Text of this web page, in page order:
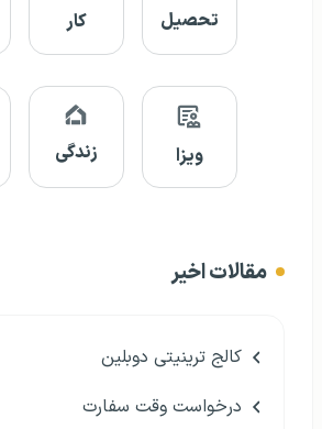
تحصیل کار
ویزا زندگی
مقالات اخیر
کالج ترینیتی دوبلین
درخواست وقت سفارت